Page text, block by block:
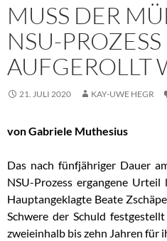
MUSS DER
NSU-
AUFGEROLLT
21. JULI 2020 KAY-UWE HEGR
von Gabriele Muthesius
Das nach fünfjähriger Dauer
NSU-Prozess ergangene
Hauptangeklagte Beate
Schwere der Schuld
zweieinhalb bis zehn Jahren für